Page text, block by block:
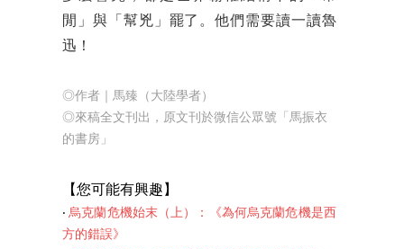
閒」與「幫兇」罷了。他們需要讀一讀魯
迅！
◎作者｜馬臻（大陸學者）
◎來稿全文刊出，原文刊於微信公眾號「馬振衣
的書房」
【您可能有興趣】
‧烏克蘭危機始末（上）：《為何烏克蘭危機是西
方的錯誤》